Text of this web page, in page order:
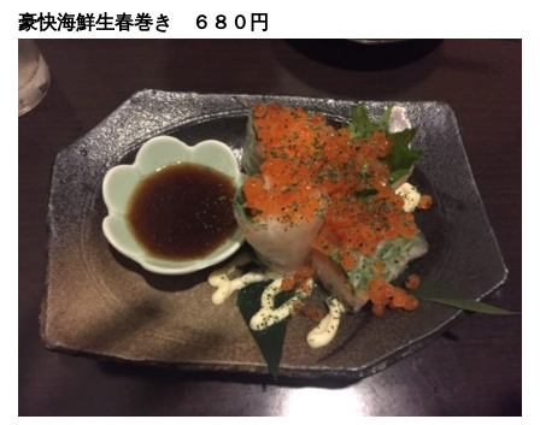
豪快海鮮生春巻き ６８０円